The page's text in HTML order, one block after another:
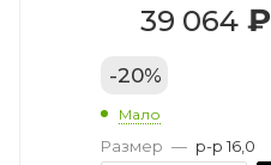
39 064₽
-20%
Мало
Размер — р-р 16,0